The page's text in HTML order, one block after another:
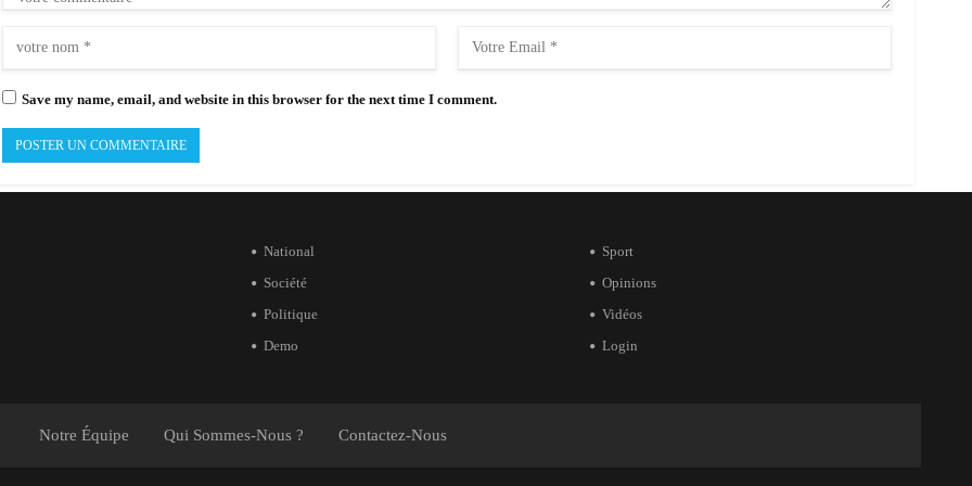
Save my name, email, and website in this browser for the next time I comment.
National
Société
Politique
Demo
Sport
Opinions
Vidéos
Login
Notre Équipe Qui Sommes-Nous ? Contactez-Nous